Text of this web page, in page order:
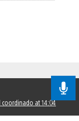
coordinado at 14:04